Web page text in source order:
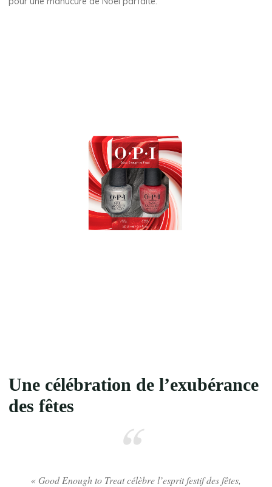
Une célébration de l’exubérance
des fêtes
« Good Enough to Treat célèbre l’esprit festif des fêtes,